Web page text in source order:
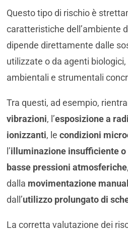
Questo tipo di rischio è
caratteristiche dell’ambiente
dipende direttamente dalle
utilizzate o da agenti
ambientali e strumentali
Tra questi, ad esempio,
vibrazioni, l’esposizione a
ionizzanti, le condizioni
l’illuminazione insufficiente
basse pressioni atmosferiche
dalla movimentazione
dall’utilizzo prolungato di
La corretta valutazione dei